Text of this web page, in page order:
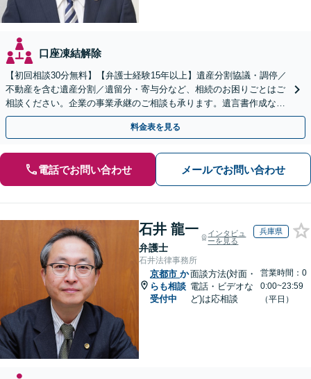
口座凍結解除
【初回相談30分無料】【弁護士経験15年以上】遺産分割協議・調停／
不動産を含む遺産分割／遺留分・寄与分など、相続のお困りごとはご
相談ください。企業の事業承継のご相談も承ります。遺言書作成など
生前対策もサポート【烏丸駅3分】【Web面談可】
料金表を見る
電話でお問い合わせ メールでお問い合わせ
石井 龍一
弁護士
インタビュ
ーを見る
兵庫県
石井法律事務所
京都市 か
らも相談
受付中
面談方法(対面・
電話・ビデオな
ど)は応相談
営業時間：0
0:00~23:59
（平日）